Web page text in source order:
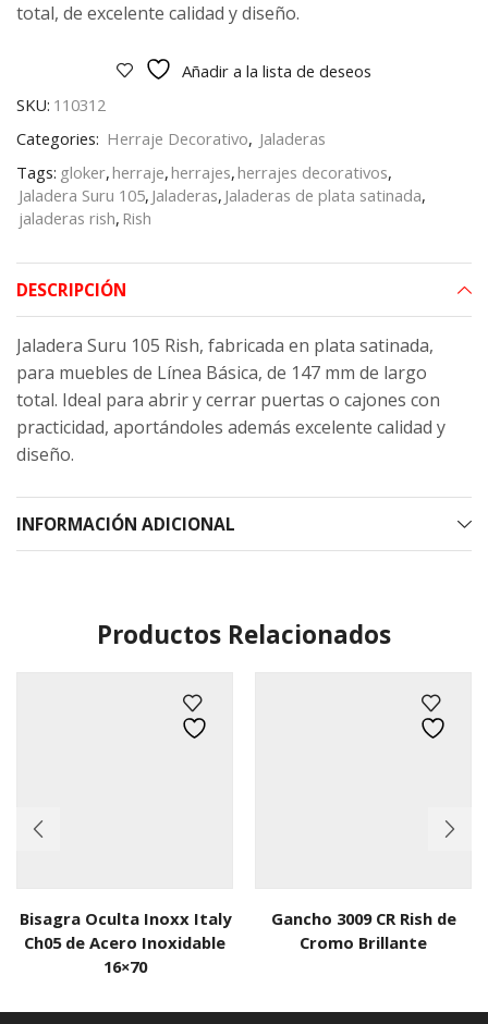
total, de excelente calidad y diseño.
Añadir a la lista de deseos
SKU: 110312
Categories: Herraje Decorativo, Jaladeras
Tags: gloker,herraje,herrajes,herrajes decorativos,
Jaladera Suru 105, Jaladeras, Jaladeras de plata satinada,
jaladeras rish, Rish
DESCRIPCIÓN
Jaladera Suru 105 Rish, fabricada en plata satinada,
para muebles de Línea Básica, de 147 mm de largo
total. Ideal para abrir y cerrar puertas o cajones con
practicidad, aportándoles además excelente calidad y
diseño.
INFORMACIÓN ADICIONAL
Productos Relacionados
Bisagra Oculta Inoxx Italy
Ch05 de Acero Inoxidable
16×70
Gancho 3009 CR Rish de
Cromo Brillante